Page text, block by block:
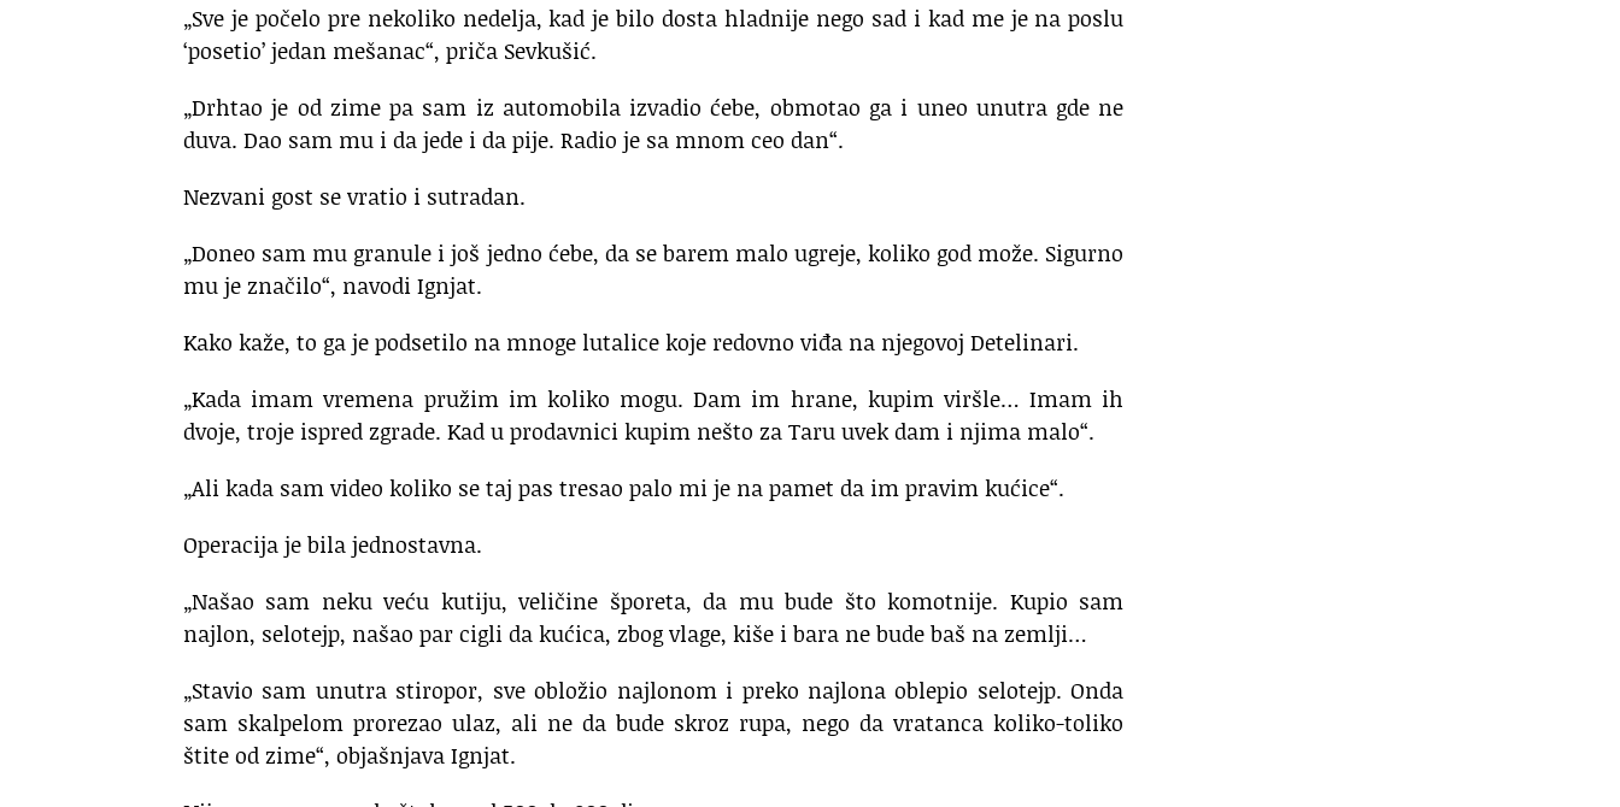
„Sve je počelo pre nekoliko nedelja, kad je bilo dosta hladnije nego sad i kad me je na poslu
‘posetio’ jedan mešanac“, priča Sevkušić.
„Drhtao je od zime pa sam iz automobila izvadio ćebe, obmotao ga i uneo unutra gde ne
duva. Dao sam mu i da jede i da pije. Radio je sa mnom ceo dan“.
Nezvani gost se vratio i sutradan.
„Doneo sam mu granule i još jedno ćebe, da se barem malo ugreje, koliko god može. Sigurno
mu je značilo“, navodi Ignjat.
Kako kaže, to ga je podsetilo na mnoge lutalice koje redovno viđa na njegovoj Detelinari.
„Kada imam vremena pružim im koliko mogu. Dam im hrane, kupim viršle… Imam ih
dvoje, troje ispred zgrade. Kad u prodavnici kupim nešto za Taru uvek dam i njima malo“.
„Ali kada sam video koliko se taj pas tresao palo mi je na pamet da im pravim kućice“.
Operacija je bila jednostavna.
„Našao sam neku veću kutiju, veličine šporeta, da mu bude što komotnije. Kupio sam
najlon, selotejp, našao par cigli da kućica, zbog vlage, kiše i bara ne bude baš na zemlji…
„Stavio sam unutra stiropor, sve obložio najlonom i preko najlona oblepio selotejp. Onda
sam skalpelom prorezao ulaz, ali ne da bude skroz rupa, nego da vratanca koliko-toliko
štite od zime“, objašnjava Ignjat.